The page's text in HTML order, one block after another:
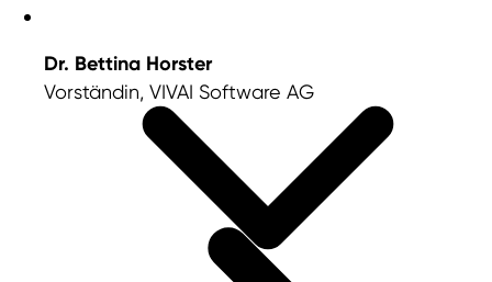
Dr. Bettina Horster
Vorständin, VIVAI Software AG